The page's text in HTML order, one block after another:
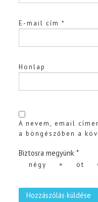
E-mail cím*
Honlap
A nevem, email
a böngészőben a
Biztosra megyünk *
négy × öt